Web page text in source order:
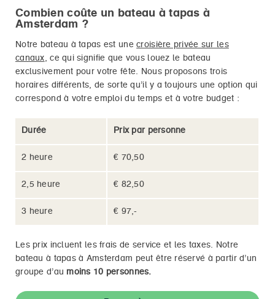
Combien coûte un bateau à tapas à
Amsterdam ?
Notre bateau à tapas est unecroisière privée sur les
canaux, ce qui signifie que vous louez le bateau
exclusivement pour votre fête. Nous proposons trois
horaires différents, de sorte qu’il y a toujours une option qui
correspond à votre emploi du temps et à votre budget :
Durée Prix par personne
2 heure € 70,50
2,5 heure € 82,50
3 heure € 97,-
Les prix incluent les frais de service et les taxes. Notre
bateau à tapas à Amsterdam peut être réservé à partir d’un
groupe d’au moins 10 personnes.